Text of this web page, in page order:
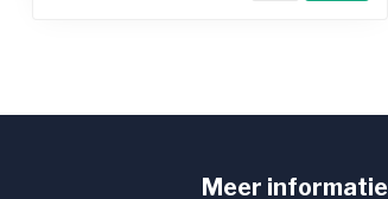
Meer informatie